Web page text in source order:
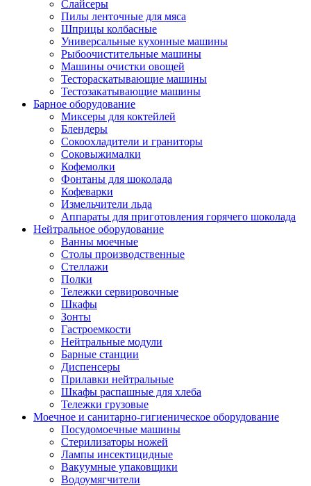
Слайсеры
Пилы ленточные для мяса
Шприцы колбасные
Универсальные кухонные машины
Рыбоочистительные машины
Машины очистки овощей
Тестораскатывающие машины
Тестозакатывающие машины
Барное оборудование
Миксеры для коктейлей
Блендеры
Сокоохладители и граниторы
Соковыжималки
Кофемолки
Фонтаны для шоколада
Кофеварки
Измельчители льда
Аппараты для приготовления горячего шоколада
Нейтральное оборудование
Ванны моечные
Столы производственные
Стеллажи
Полки
Тележки сервировочные
Шкафы
Зонты
Гастроемкости
Нейтральные модули
Барные станции
Диспенсеры
Прилавки нейтральные
Шкафы распашные для хлеба
Тележки грузовые
Моечное и санитарно-гигиеническое оборудование
Посудомоечные машины
Стерилизаторы ножей
Лампы инсектицидные
Вакуумные упаковщики
Водоумягчители